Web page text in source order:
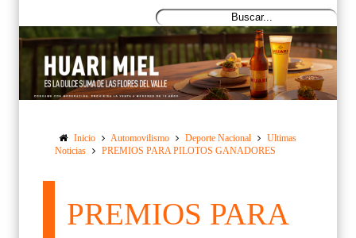
Inicio Automovilismo Deporte Nacional
Ultimas
Noticias
PREMIOS PARA PILOTOS GANADORES
PREMIOS PARA